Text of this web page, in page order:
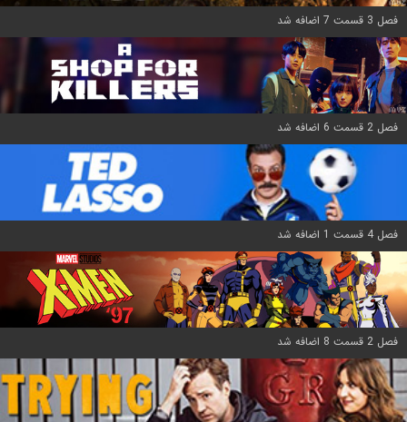
فصل 3 قسمت 7 اضافه شد
فصل 2 قسمت 6 اضافه شد
فصل 4 قسمت 1 اضافه شد
فصل 2 قسمت 8 اضافه شد